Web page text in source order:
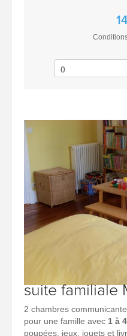
suite familiale
2 chambres
pour une famille avec 1 à
poupées, jeux, jouets et